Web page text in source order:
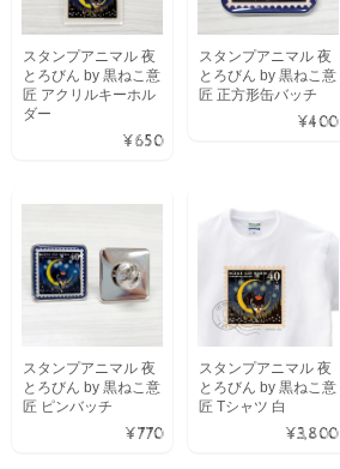
スタンプアニマル 夜
とろびん by 黒ねこ意
匠 アクリルキーホル
ダー
¥650
スタンプアニマル 夜
とろびん by 黒ねこ意
匠 正方形缶バッチ
¥400
スタンプアニマル 夜
とろびん by 黒ねこ意
匠 ピンバッチ
¥770
スタンプアニマル 夜
とろびん by 黒ねこ意
匠 Tシャツ 白
¥3,800